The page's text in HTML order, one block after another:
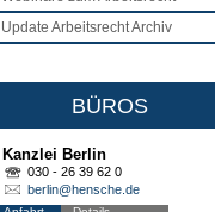
Update Arbeitsrecht Archiv
BÜROS
Kanzlei Berlin
030 - 26 39 62 0
berlin@hensche.de